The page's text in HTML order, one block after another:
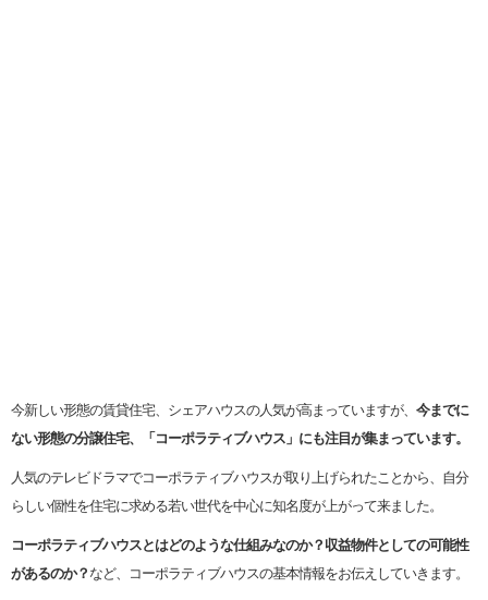
今新しい形態の賃貸住宅、シェアハウスの人気が高まっていますが、 今までに
ない形態の分譲住宅、「コーポラティブハウス」にも注目が集まっています。
人気のテレビドラマでコーポラティブハウスが取り上げられたことから、自分
らしい個性を住宅に求める若い世代を中心に知名度が上がって来ました。
コーポラティブハウスとはどのような仕組みなのか？収益物件としての可能性
があるのか？など、コーポラティブハウスの基本情報をお伝えしていきます。